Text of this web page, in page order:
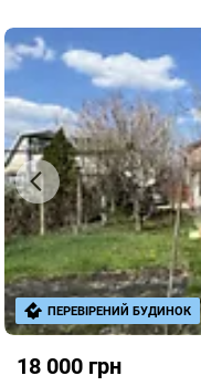
18 000 грн
ПЕРЕВІРЕНИЙ БУДИНОК